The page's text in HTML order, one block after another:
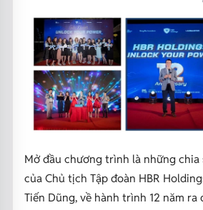
Mở đầu chương trình là những chia
của Chủ tịch Tập đoàn HBR
Tiến Dũng, về hành trình 12 năm